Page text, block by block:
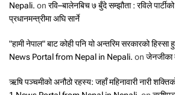
Nepali. on रवि–बालेनबिच ७ बुँदे सम्झौता : रविले
प्रधानमन्त्रीमा अघि सार्ने
"हामी नेपाल" बाट कोही पनि यो अन्तरिम सरकारको
News Portal from Nepal in Nepali. on जेनजीका
ऋषि पञ्चमीको अनौठो रहस्य: जहाँ महिनावारी नारी